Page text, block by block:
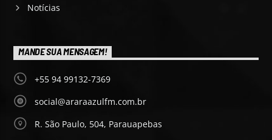
Notícias
MANDE SUA MENSAGEM!
+55 94 99132-7369
social@araraazulfm.com.br
R. São Paulo, 504, Parauapebas